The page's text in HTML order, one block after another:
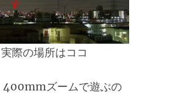
実際の場所はココ
400mmズームで遊ぶの